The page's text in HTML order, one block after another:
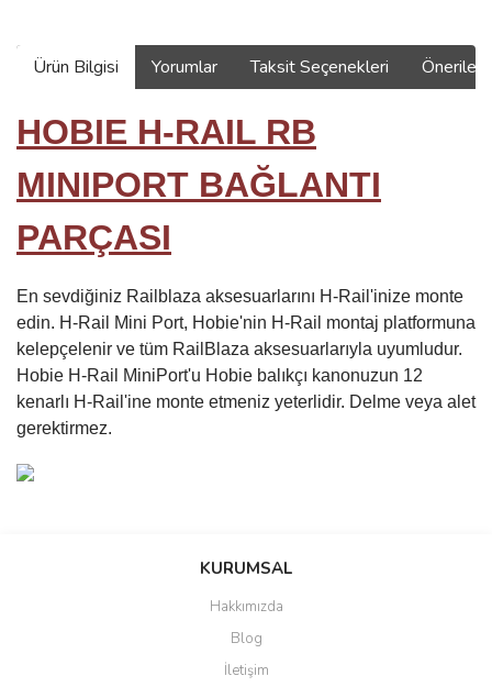
Ürün Bilgisi Yorumlar Taksit Seçenekleri
HOBIE H-RAIL RB
MINIPORT BAĞLANTI
PARÇASI
En sevdiğiniz Railblaza aksesuarlarını H-Rail'inize monte
edin. H-Rail Mini Port, Hobie'nin H-Rail montaj platformuna
kelepçelenir ve tüm RailBlaza aksesuarlarıyla uyumludur.
Hobie H-Rail MiniPort'u Hobie balıkçı kanonuzun 12
kenarlı H-Rail'ine monte etmeniz yeterlidir. Delme veya alet
gerektirmez.
Bu ürüne ilk yorumu siz yapın!
Ürün resmi kalitesiz, bozuk veya görüntülenemiyor.
Ürün açıklamasında eksik bilgiler bulunuyor.
KURUMSAL
Hakkımızda
Blog
İletişim